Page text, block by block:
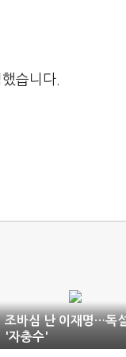
습니다.
조바심 난 이재명…독
'자충수'